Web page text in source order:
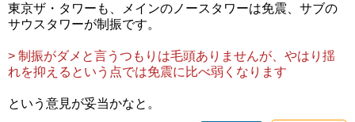
東京ザ・タワーも、メインのノースタワーは免震、サブの
サウスタワーが制振です。
> 制振がダメと言うつもりは毛頭ありませんが、やはり揺
れを抑えるという点では免震に比べ弱くなります
という意見が妥当かなと。